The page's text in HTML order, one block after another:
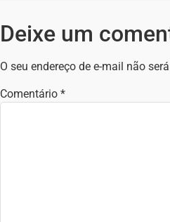
Deixe um
O seu endereço de e-mail não
Comentário *